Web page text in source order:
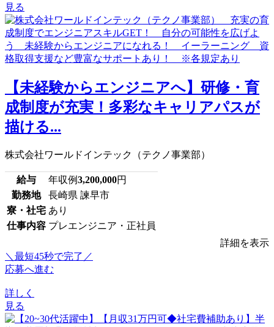
見る
【未経験からエンジニアへ】研修・育
成制度が充実！多彩なキャリアパスが
描ける...
株式会社ワールドインテック（テクノ事業部）
給与 年収例3,200,000円
勤務地
長崎県 諫早市
寮・社宅 あり
仕事内容 プレエンジニア・正社員
詳細を表示
＼最短45秒で完了／
応募へ進む
詳しく
見る